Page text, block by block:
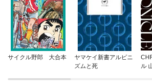
サイクル野郎 大合本
ヤマケイ新書アルピニ
ズムと死
ル